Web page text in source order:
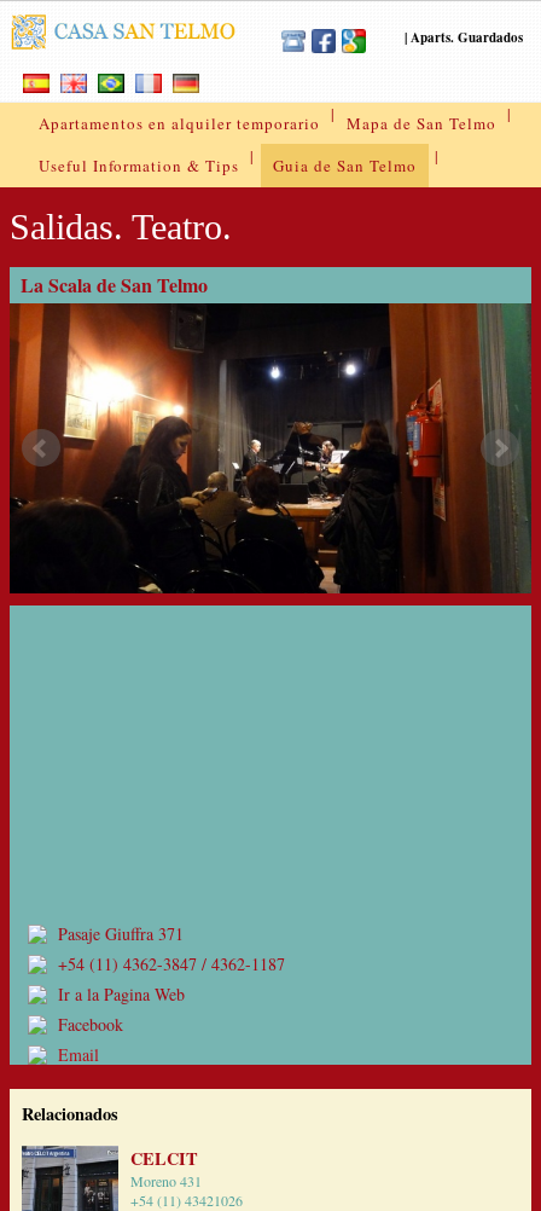
|Aparts. Guardados
Apartamentos en alquiler temporario | Mapa de San Telmo |
Useful Information & Tips | Guia de San Telmo |
Salidas. Teatro.
La Scala de San Telmo
Pasaje Giuffra 371
+54 (11) 4362-3847 / 4362-1187
Ir a la Pagina Web
Facebook
Email
Relacionados
CELCIT
Moreno 431
+54 (11) 43421026